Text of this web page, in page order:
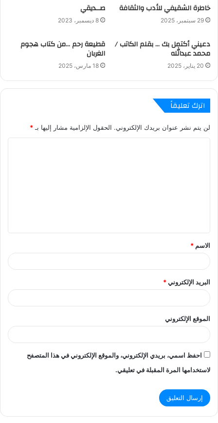
خاطرة الشقيفي للأدب والثقافة
29 سبتمبر، 2025
صــديقي
8 ديسمبر، 2023
دعيني أكتمل بك … بقلم الكاتب /
محمد عبدالله
20 يناير، 2025
قطيعة رحم …من كتاب هجوم
الغربان
18 مارس، 2025
اترك تعليقاً
لن يتم نشر عنوان بريدك الإلكتروني. الحقول الإلزامية مشار إليها بـ *
ق
*
الاسم *
البريد الإلكتروني*
الموقع الإلكتروني
احفظ اسمي، بريدي الإلكتروني، والموقع الإلكتروني في هذا المتصفح
لاستخدامها المرة المقبلة في تعليقي.